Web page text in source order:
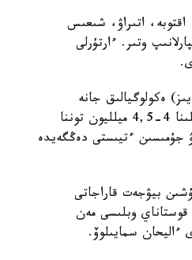
اقتوبە، اتىراۋ، شىعىس
تاعى 20 پوليگون سالۋ جوسپارلانىپ وتىر. ءارتۇرلى
قولدانىستاعى پوليگونداردىڭ ىشىندە تەك 630 عا جۋىعى عانا (21 پايىز) ەكولوگيالىق جانە
سانيتارلىق نورمالارعا ساي ەكەنىن اتاپ ءوتتى. سونداي- اق، ۇكىمەت باسشىسى جىلىنا 4-4,5 ميلليون توننا
جۇمىسىن ءتيىستى دەڭگەيدە
بيۋجەت قاراجاتى
قوستاناي وبلىسى مەن
ءاليحان سمايىلوۆ.